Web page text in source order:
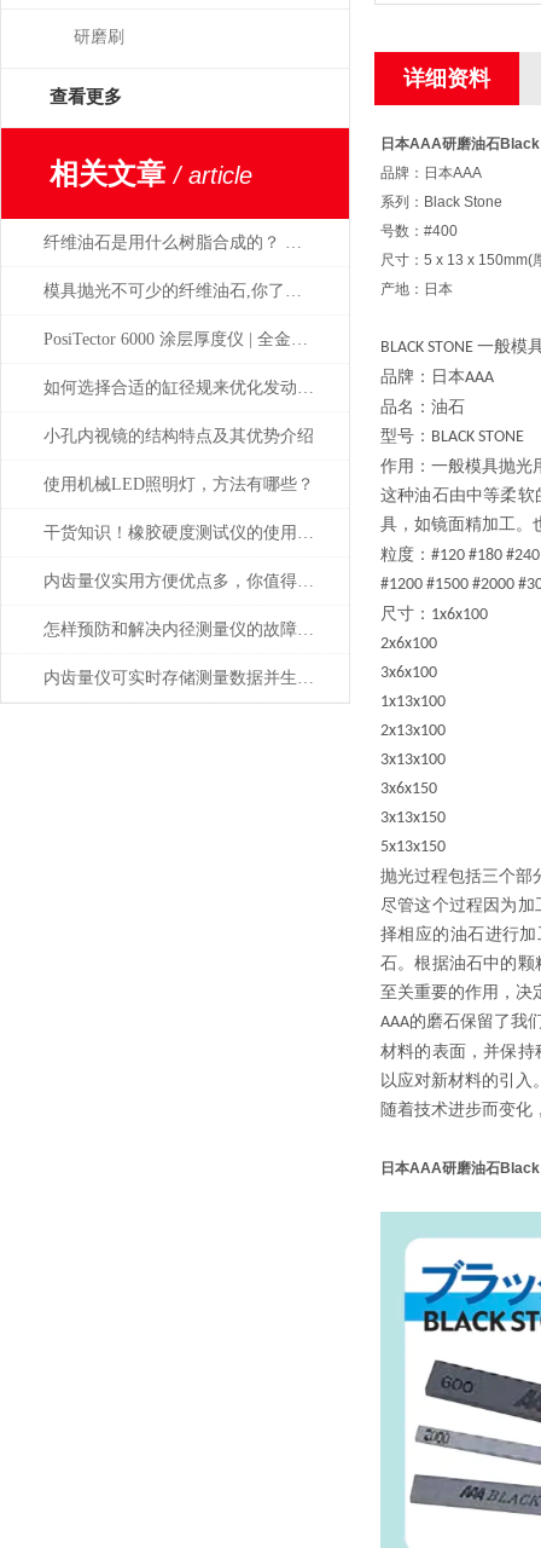
研磨刷
查看更多
相关文章/ article
纤维油石是用什么树脂合成的？ 为什么这么贵？
模具抛光不可少的纤维油石,你了解多少呢？
PosiTector 6000 涂层厚度仪 | 全金属通用 高精度工业测厚解决方案
如何选择合适的缸径规来优化发动机性能？
小孔内视镜的结构特点及其优势介绍
使用机械LED照明灯，方法有哪些？
干货知识！橡胶硬度测试仪的使用说明
内齿量仪实用方便优点多，你值得拥有
怎样预防和解决内径测量仪的故障问题？
内齿量仪可实时存储测量数据并生成报告
详细资料
日本AAA研磨油石
品牌：日本AAA
系列：Black Stone
号数：#400
尺寸：5 x 13 x 150mm(
产地：日本
BLACK STONE 一般模
品牌：日本AAA
品名：油石
型号： BLACK STONE
作用：一般模具抛光
这种油石由中等柔软
具，如镜面精加工。
粒度： #120 #180
#1200 #1500 #2000
尺寸： 1x6x100
2x6x100
3x6x100
1x13x100
2x13x100
3x13x100
3x6x150
3x13x150
5x13x150
抛光过程包括三个部
尽管这个过程因为
择相应的油石进行
石。根据油石中的颗
至关重要的作用，决
AAA的磨石保留了我
材料的表面，并保持
以应对新材料的引入
随着技术进步而变化
日本AAA研磨油石